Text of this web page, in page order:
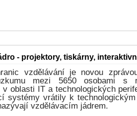
- projektory, tiskárny,
vzdělávání je novou
mezi 5650 osobami s
v oblasti IT a technologických
systémy vrátily k
vzdělávacím jádrem.